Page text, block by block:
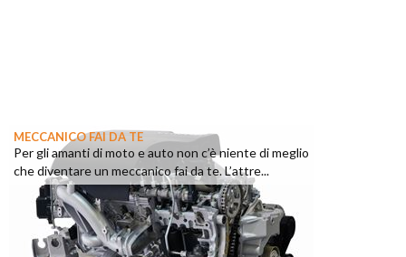
MECCANICO FAI DA TE
Per gli amanti di moto e auto non c’è niente di meglio
che diventare un meccanico fai da te. L’attre...